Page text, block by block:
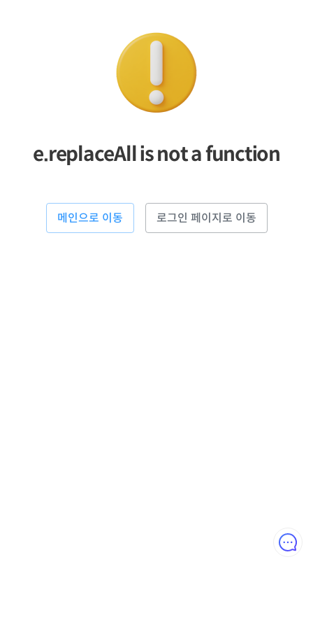
e.replaceAll is not a function
메인으로 이동 로그인 페이지로 이동